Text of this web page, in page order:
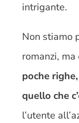
intrigante.
Non stiamo
romanzi, ma
poche
quello che
l’utente